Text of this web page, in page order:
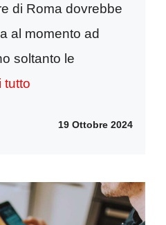
di Roma dovrebbe
al momento ad
soltanto le
tutto
19 Ottobre 2024